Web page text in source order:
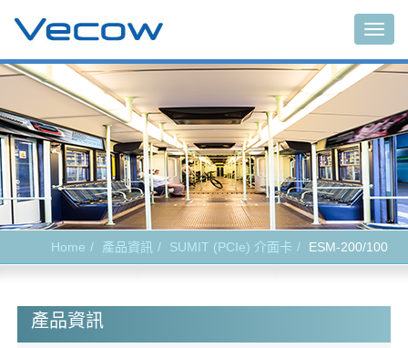
Home 產品資訊 SUMIT (PCIe) 介面卡 ESM-200/100
產品資訊